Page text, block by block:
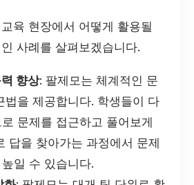
육 현장에서 어떻게 활용될
사례를 살펴보겠습니다.
향상: 팔제모는 체계적인 문
법을 제공합니다. 학생들이 다
문제를 접근하고 풀어보게
답을 찾아가는 과정에서 문제
일 수 있습니다.